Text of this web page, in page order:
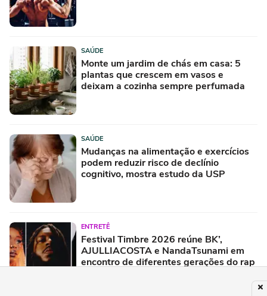
SAÚDE
Monte um jardim de chás em casa: 5
plantas que crescem em vasos e
deixam a cozinha sempre perfumada
SAÚDE
Mudanças na alimentação e exercícios
podem reduzir risco de declínio
cognitivo, mostra estudo da USP
ENTRETÊ
Festival Timbre 2026 reúne BK’,
AJULLIACOSTA e NandaTsunami em
encontro de diferentes gerações do rap